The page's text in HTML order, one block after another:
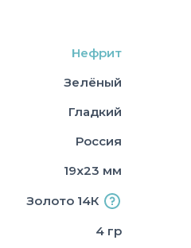
Нефрит
Зелёный
Гладкий
Россия
19х23 мм
Золото 14К
4 гр